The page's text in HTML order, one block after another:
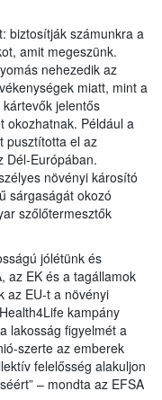
biztosítják számunkra a
amit megeszünk.
nehezedik az
miatt, mint a
jelentős
okozhatnak. Például a
pusztította el az
Dél-Európában.
növényi károsító
sárgaságát okozó
szőlőtermesztők
jólétünk és
az EK és a tagállamok
az EU-t a növényi
kampány
lakosság figyelmét a
szerte az emberek
felelősség alakuljon
– mondta az EFSA